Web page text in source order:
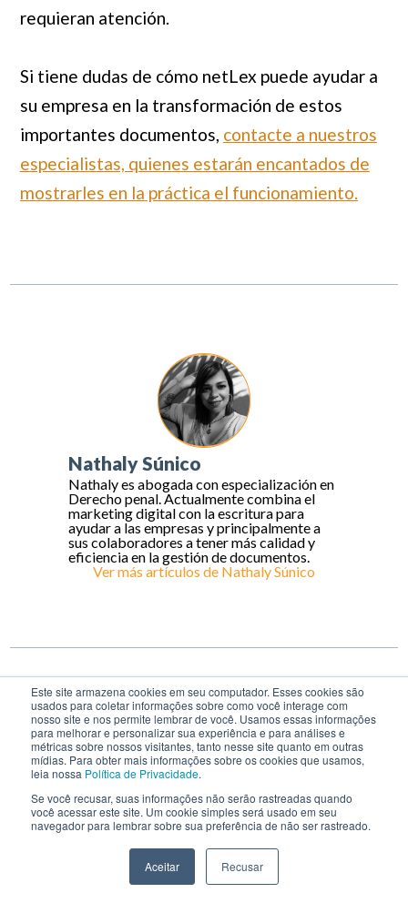
Este site armazena cookies em seu computador. Esses cookies são
usados para coletar informações sobre como você interage com
nosso site e nos permite lembrar de você. Usamos essas informações
para melhorar e personalizar sua experiência e para análises e
métricas sobre nossos visitantes, tanto nesse site quanto em outras
mídias. Para obter mais informações sobre os cookies que usamos,
leia nossa Política de Privacidade.
Se você recusar, suas informações não serão rastreadas quando
você acessar este site. Um cookie simples será usado em seu
navegador para lembrar sobre sua preferência de não ser rastreado.
Aceitar Recusar
requieran atención.
Si tiene dudas de cómo netLex puede ayudar a
su empresa en la transformación de estos
importantes documentos, contacte a nuestros
especialistas, quienes estarán encantados de
mostrarles en la práctica el funcionamiento.
Nathaly Súnico
Nathaly es abogada con especialización en
Derecho penal. Actualmente combina el
marketing digital con la escritura para
ayudar a las empresas y principalmente a
sus colaboradores a tener más calidad y
eficiencia en la gestión de documentos.
Ver más artículos de Nathaly Súnico
Temas
Tecnología para Contratos
cuota